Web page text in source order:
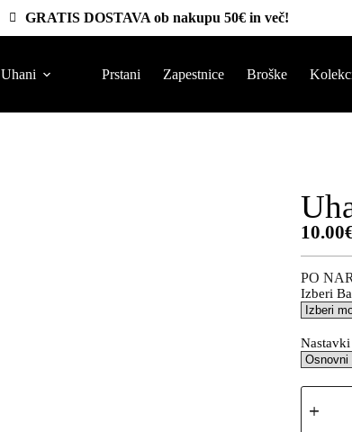
GRATIS DOSTAVA ob nakupu 50€ in več!
Uhani Prstani Zapestnice Broške
10.00
PO
Izberi
Nastavki